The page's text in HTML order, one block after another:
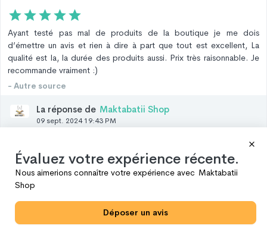
Ayant testé pas mal de produits de la boutique je me dois
d’émettre un avis et rien à dire à part que tout est excellent, La
qualité est la, la durée des produits aussi. Prix très raisonnable. Je
recommande vraiment :)
- Autre source
La réponse de Maktabatii Shop
09 sept. 2024 19:43 PM
1 J'aime Partager
Évaluez votre expérience récente.
Nous aimerions connaître votre expérience avec Maktabatii
Shop
Déposer un avis